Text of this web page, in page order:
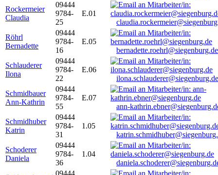
Rockermeier
Claudia
09444
9784-
25
E.01
Röhrl
Bernadette
09444
9784-
16
E.05
bernadette.roehrl@siegenburg.de
Schlauderer
Ilona
09444
9784-
22
E.06
ilona.schlauderer@siegenburg.de
Schmidbauer
Ann-Kathrin
09444
9784-
55
E.07
ann-
Schmidhuber
Katrin
09444
9784-
31
1.05
Schoderer
Daniela
09444
9784-
36
1.04